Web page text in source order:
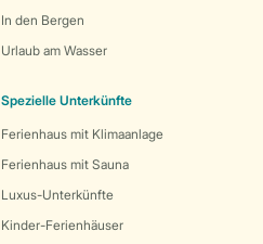
In den Bergen
Urlaub am Wasser
Spezielle Unterkünfte
Ferienhaus mit Klimaanlage
Ferienhaus mit Sauna
Luxus-Unterkünfte
Kinder-Ferienhäuser